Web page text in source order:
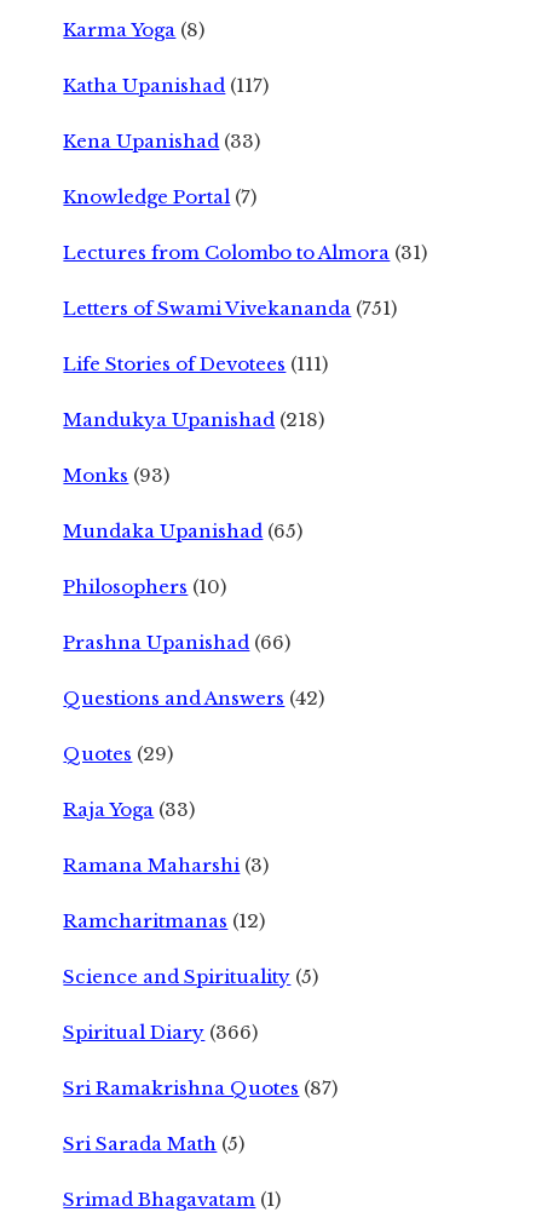
Karma Yoga (8)
Katha Upanishad (117)
Kena Upanishad (33)
Knowledge Portal (7)
Lectures from Colombo to Almora (31)
Letters of Swami Vivekananda (751)
Life Stories of Devotees (111)
Mandukya Upanishad (218)
Monks (93)
Mundaka Upanishad (65)
Philosophers (10)
Prashna Upanishad (66)
Questions and Answers (42)
Quotes (29)
Raja Yoga (33)
Ramana Maharshi (3)
Ramcharitmanas (12)
Science and Spirituality (5)
Spiritual Diary (366)
Sri Ramakrishna Quotes (87)
Sri Sarada Math (5)
Srimad Bhagavatam (1)